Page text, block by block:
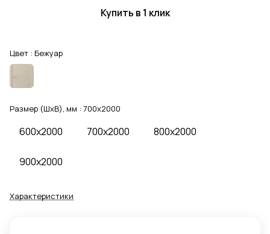
Купить в 1 клик
Цвет : Бежуар
Размер (ШхВ), мм : 700x2000
600x2000 700x2000 800x2000
900x2000
Характеристики